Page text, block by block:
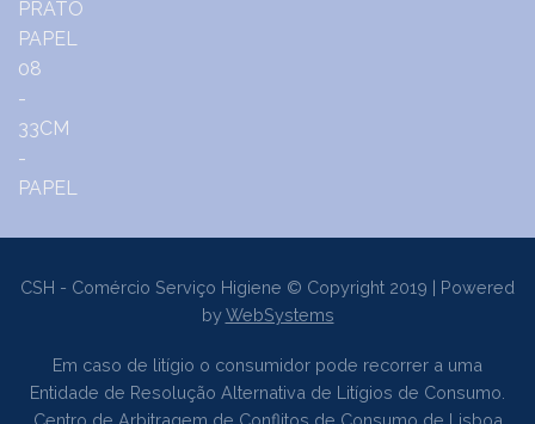
CSH - Comércio Serviço Higiene © Copyright 2019 | Powered
byWebSystems
Em caso de litígio o consumidor pode recorrer a uma
Entidade de Resolução Alternativa de Litígios de Consumo.